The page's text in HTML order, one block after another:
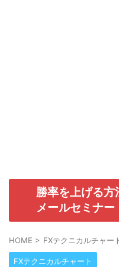
勝率を上げる
メールセミナー
HOME > FXテクニカルチャー
FXテクニカルチャート